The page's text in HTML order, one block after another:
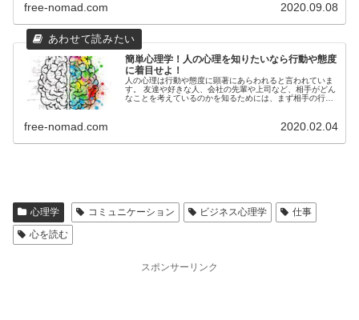
free-nomad.com 2020.09.08
簡単心理学！人の心理を知りたいなら行動や態度
に着目せよ！
人の心理は行動や態度に顕著にあらわれると言われていま
す。 友達や好きな人、会社の先輩や上司など、相手がどん
なことを考えているのかを知るためには、まず相手の行動
free-nomad.com 2020.02.04
心理学 コミュニケーション ビジネス心理学
仕事
心を読む
スポンサーリンク